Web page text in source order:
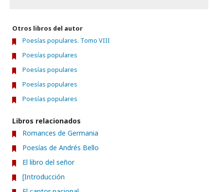
Otros libros del autor
Poesías populares. Tomo VIII
Poesías populares
Poesías populares
Poesías populares
Poesías populares
Libros relacionados
Romances de Germania
Poesías de Andrés Bello
El libro del señor
[Introducción